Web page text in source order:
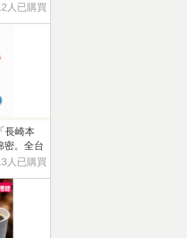
人已購買
長崎本
密。全台
幸福烘焙
人已購買